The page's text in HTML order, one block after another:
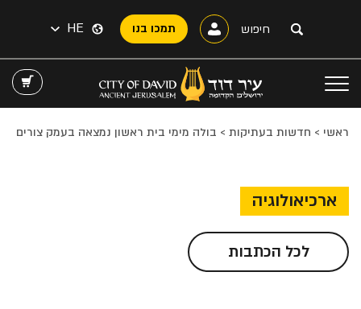
תמכו בנו HE
ראשי > חדשות בעתיקות > בולה מימי בית ראשון נמצאה בעמק צורים
ארכיאולוגיה
לכל הכתבות